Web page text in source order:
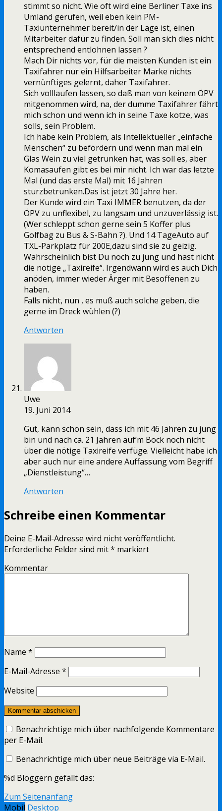
stimmt so nicht. Wie oft wird eine Berliner Taxe ins
Umland gerufen, weil eben kein PM-
Taxiunternehmer bereit/in der Lage ist, einen
Mitarbeiter dafür zu finden. Soll man sich dies nicht
entsprechend entlohnen lassen ?
Mach Dir nichts vor, für die meisten Kunden ist ein
Taxifahrer nur ein Hilfsarbeiter Marke nichts
vernünftiges gelernt, daher Taxifahrer.
Sich volllaufen lassen, so daß man von keinem ÖPV
mitgenommen wird, na, der dumme Taxifahrer fährt
mich schon und wenn ich in seine Taxe kotze, was
solls, sein Problem.
Ich habe kein Problem, als Intellektueller „einfache
Menschen“ zu befördern und wenn man mal ein
Glas Wein zu viel getrunken hat, was soll es, aber
Komasaufen gibt es bei mir nicht. Ich war das letzte
Mal (und das erste Mal) mit 16 Jahren
sturzbetrunken.Das ist jetzt 30 Jahre her.
Der Kunde wird ein Taxi IMMER benutzen, da der
ÖPV zu unflexibel, zu langsam und unzuverlässig ist.
(Wer schleppt schon gerne sein 5 Koffer plus
Golfbag zu Bus & S-Bahn ?). Und 14 TageAuto auf
TXL-Parkplatz für 200E,dazu sind sie zu geizig.
Wahrscheinlich bist Du noch zu jung und hast nicht
die nötige „Taxireife“. Irgendwann wird es auch Dich
anöden, immer wieder Ärger mit Besoffenen zu
haben.
Falls nicht, nun , es muß auch solche geben, die
gerne im Dreck wühlen (?)
Antworten
Uwe
19. Juni 2014
Gut, kann schon sein, dass ich mit 46 Jahren zu jung
bin und nach ca. 21 Jahren auf’m Bock noch nicht
über die nötige Taxireife verfüge. Vielleicht habe ich
aber auch nur eine andere Auffassung vom Begriff
„Dienstleistung“…
Antworten
Schreibe einen Kommentar
Deine E-Mail-Adresse wird nicht veröffentlicht.
Erforderliche Felder sind mit* markiert
Kommentar
Name *
E-Mail-Adresse *
Website
Benachrichtige mich über nachfolgende Kommentare
per E-Mail.
Benachrichtige mich über neue Beiträge via E-Mail.
%d Bloggern gefällt das:
Zum Seitenanfang
Mobil Desktop